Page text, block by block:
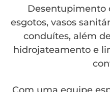
Desentupimento
esgotos, vasos
conduítes, além
hidrojateamento e